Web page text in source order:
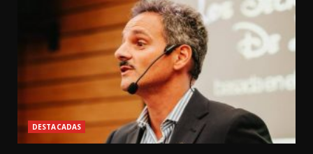
DESTACADAS